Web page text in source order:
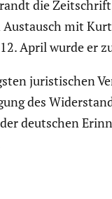
die
mit
April wurde er
juris­ti­schen
des
deutschen